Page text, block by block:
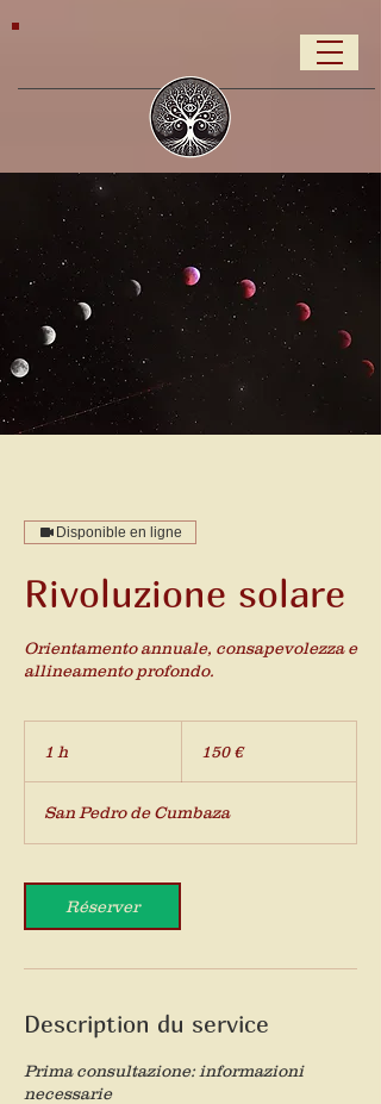
Disponible en ligne
Rivoluzione solare
Orientamento annuale, consapevolezza e
allineamento profondo.
1 h 150 €
San Pedro de Cumbaza
Réserver
Description du service
Prima consultazione: informazioni
necessarie